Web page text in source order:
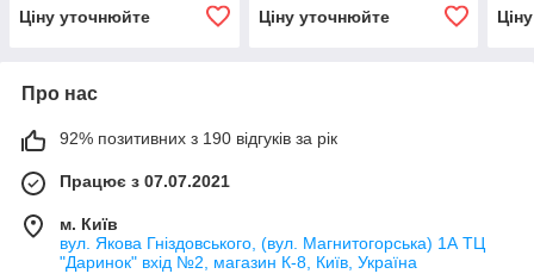
Ціну уточнюйте Ціну уточнюйте
Про нас
92% позитивних з 190 відгуків за рік
Працює з 07.07.2021
м. Київ
вул. Якова Гніздовського, (вул. Магнитогорська) 1А ТЦ
"Даринок" вхід №2, магазин К-8, Київ, Україна